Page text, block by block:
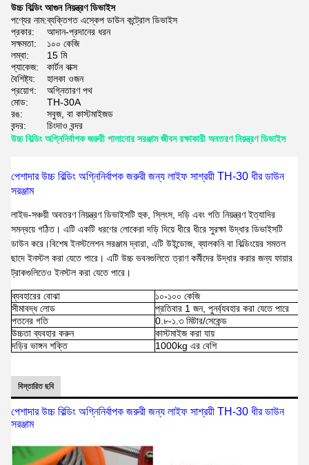
উচ্চ বিল্ডিং আগুন নিয়ন্ত্রণ ডিভাইস
পণ্যের নাম:ব্যক্তিগত এস্কেপ ডাউন কন্ট্রোল ডিভাইস
প্রকার:
আদান-প্রদানের ধরন
সক্ষমতা:
১০০ কেজি
লম্বা:
15 মি
প্যাকেজ:
কার্টন বাক্স
বৈশিষ্ট্য:
হালকা ওজন
প্রয়োগ:
অগ্নিতারণ পথ
মোড:
TH-30A
রঙ:
সবুজ, বা কাস্টমাইজড
বন্দর:
চিংদাও বন্দর
উচ্চ বিল্ডিং অগ্নিনির্বাপক জরুরী পালানোর সরঞ্জাম জীবন রক্ষাকারী অবতরণ নিয়ন্ত্রণ ডিভাইস
পেশাদার উচ্চ বিল্ডিং অগ্নিনির্বাপক জরুরী জন্য লাইফ সাশ্রয়ী TH-30 ধীর ডাউন
সরঞ্জাম
লাইভ-সঞ্চয়ী অবতরণ নিয়ন্ত্রণ ডিভাইসটি হুক, স্লিংস, দড়ি এবং গতি নিয়ন্ত্রণ ইত্যাদির
সমন্বয়ে গঠিত। এটি একটি ধরণের লোকেরা দড়ি দিয়ে ধীরে ধীরে সুরক্ষা উদ্ধার ডিভাইসটি
ডাউন করে।বিশেষ ইনস্টলেশন সরঞ্জাম দ্বারা, এটি উইন্ডোজ, ব্যালকনি বা বিল্ডিংয়ের সমতল
ছাদে ইনস্টল করা যেতে পারে। এটি উচ্চ ভবনগুলিতে ত্রাণ কর্মীদের উদ্ধার করার জন্য ফায়ার
ট্রাকগুলিতেও ইনস্টল করা যেতে পারে।
ব্যবহারের বোঝা
১০-১০০ কেজি
সীমাবদ্ধ লোড
প্রতিবার 1 জন, পুনর্ব্যবহার করা যেতে পারে
পতনের গতি
0.৮-১.৩ মিটার/সেকেন্ড
উচ্চতা ব্যবহার করুন
কাস্টমাইজ করা যায়
দড়ির ভাঙ্গন শক্তি
1000kg এর বেশি
বিস্তারিত ছবি
পেশাদার উচ্চ বিল্ডিং অগ্নিনির্বাপক জরুরী জন্য লাইফ সাশ্রয়ী TH-30 ধীর ডাউন
সরঞ্জাম